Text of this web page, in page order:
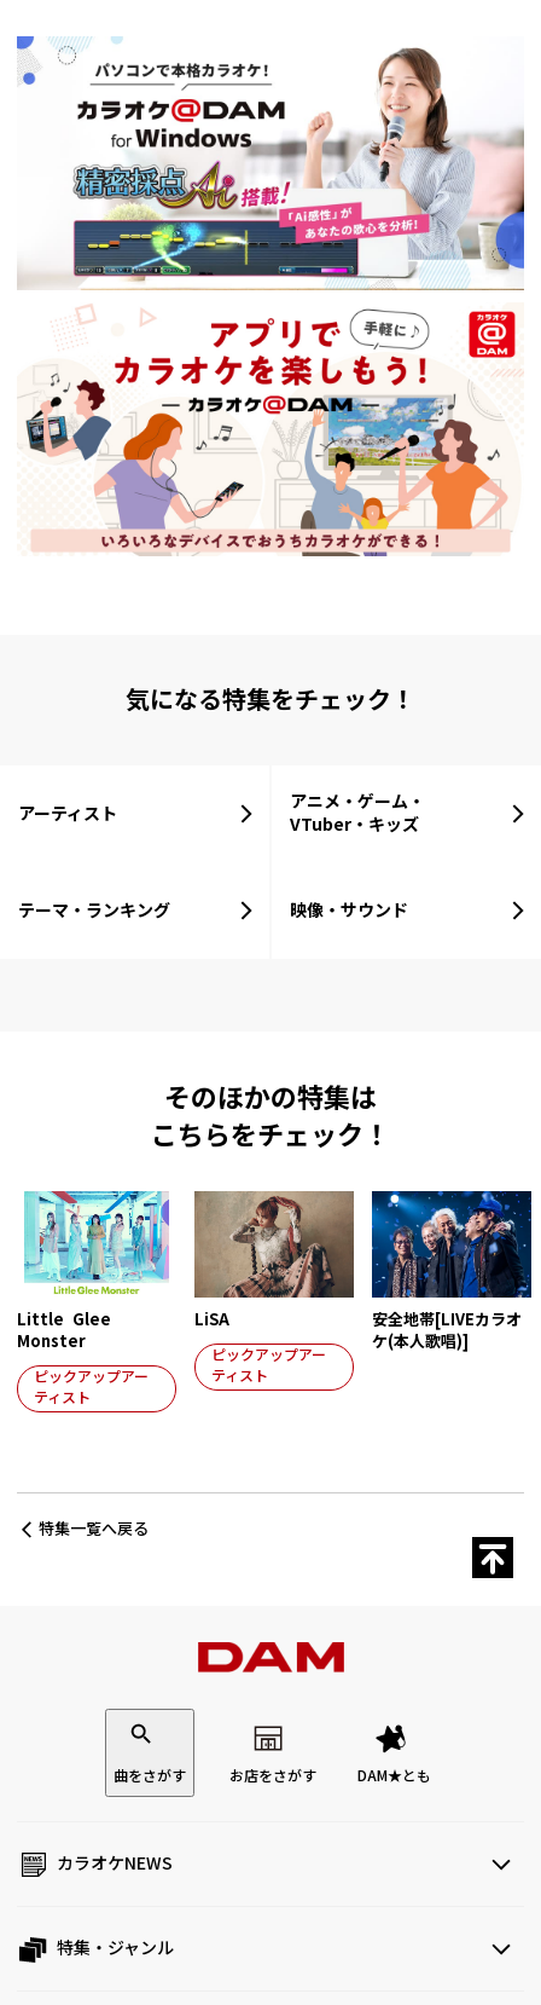
気になる特集をチェック！
アーティスト
アニメ・ゲーム・
VTuber・キッズ
テーマ・ランキング 映像・サウンド
そのほかの特集は
こちらをチェック！
Little Glee
Monster
ピックアップアー
ティスト
LiSA
ピックアップアー
ティスト
安全地帯[LIVEカラオ
ケ(本人歌唱)]
特集一覧へ戻る
曲をさがす お店をさがす DAM★とも
カラオケNEWS
特集・ジャンル